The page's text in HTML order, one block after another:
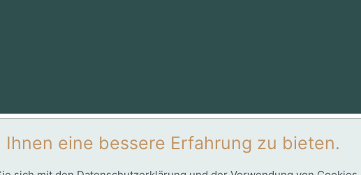
eine bessere Erfahrung zu bieten.